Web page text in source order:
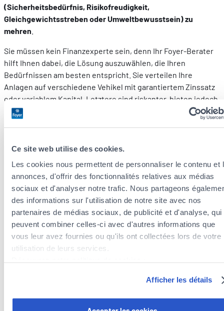
Ce site web utilise des cookies.
Les cookies nous permettent de personnaliser le contenu et
annonces, d'offrir des fonctionnalités relatives aux médias
sociaux et d'analyser notre trafic. Nous partageons
des informations sur l'utilisation de notre site avec nos
partenaires de médias sociaux, de publicité et d'analyse, qui
peuvent combiner celles-ci avec d'autres informations que
vous leur avez fournies ou qu'ils ont collectées lors de votre
utilisation de leurs services.
Vous avez la possibilité de retirer votre consentement à tout
Afficher les détails
(Sicherheitsbedürfnis, Risikofreudigkeit,
Gleichgewichtsstreben oder Umweltbewusstsein) zu
mehren
Sie müssen kein Finanzexperte sein, denn Ihr Foyer-Berater
hilft Ihnen dabei, die Lösung auszuwählen, die Ihren
Bedürfnissen am besten entspricht. Sie verteilen Ihre
Anlagen auf verschiedene Vehikel mit garantiertem Zinssatz
oder variablem Kapital. Letztere sind riskanter, bieten jedoch
auch interessantere Wachstumsaussichten.
Ihr Leben und auch Ihre Bedürfnisse ändern sich mit der Zeit:
Sie brauchen Bargeld?
Was passiert, wenn Sie Ihr Geld früher als erwartet
benötigen? Diese Möglichkeit stellt oft ein Hindernis für
Sparpläne im Rahmen von Lebensversicherungs- oder
Altersvorsorgeverträge dar. Gebühren und
Rücknahmeabschläge können im Falle einer vorzeitigen
Teil- oder Komplettauszahlungen sind jederzeit